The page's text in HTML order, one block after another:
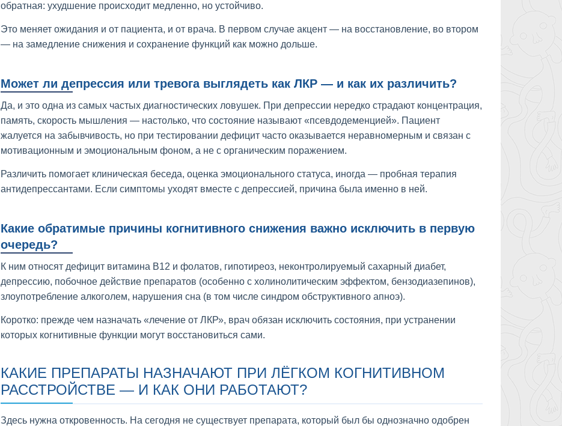
обратная: ухудшение происходит медленно, но устойчиво.
Это меняет ожидания и от пациента, и от врача. В первом случае акцент — на восстановление, во втором
— на замедление снижения и сохранение функций как можно дольше.
Может ли депрессия или тревога выглядеть как ЛКР — и как их различить?
Да, и это одна из самых частых диагностических ловушек. При депрессии нередко страдают концентрация,
память, скорость мышления — настолько, что состояние называют «псевдодеменцией». Пациент
жалуется на забывчивость, но при тестировании дефицит часто оказывается неравномерным и связан с
мотивационным и эмоциональным фоном, а не с органическим поражением.
Различить помогает клиническая беседа, оценка эмоционального статуса, иногда — пробная терапия
антидепрессантами. Если симптомы уходят вместе с депрессией, причина была именно в ней.
Какие обратимые причины когнитивного снижения важно исключить в первую
очередь?
К ним относят дефицит витамина B12 и фолатов, гипотиреоз, неконтролируемый сахарный диабет,
депрессию, побочное действие препаратов (особенно с холинолитическим эффектом, бензодиазепинов),
злоупотребление алкоголем, нарушения сна (в том числе синдром обструктивного апноэ).
Коротко: прежде чем назначать «лечение от ЛКР», врач обязан исключить состояния, при устранении
которых когнитивные функции могут восстановиться сами.
КАКИЕ ПРЕПАРАТЫ НАЗНАЧАЮТ ПРИ ЛЁГКОМ КОГНИТИВНОМ
РАССТРОЙСТВЕ — И КАК ОНИ РАБОТАЮТ?
Здесь нужна откровенность. На сегодня не существует препарата, который был бы однозначно одобрен